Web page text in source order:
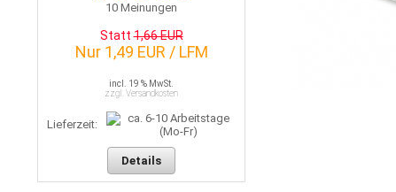
10 Meinungen
Statt1,66 EUR
Nur 1,49 EUR / LFM
incl. 19 % MwSt.
zzgl. Versandkosten
Lieferzeit:
Details